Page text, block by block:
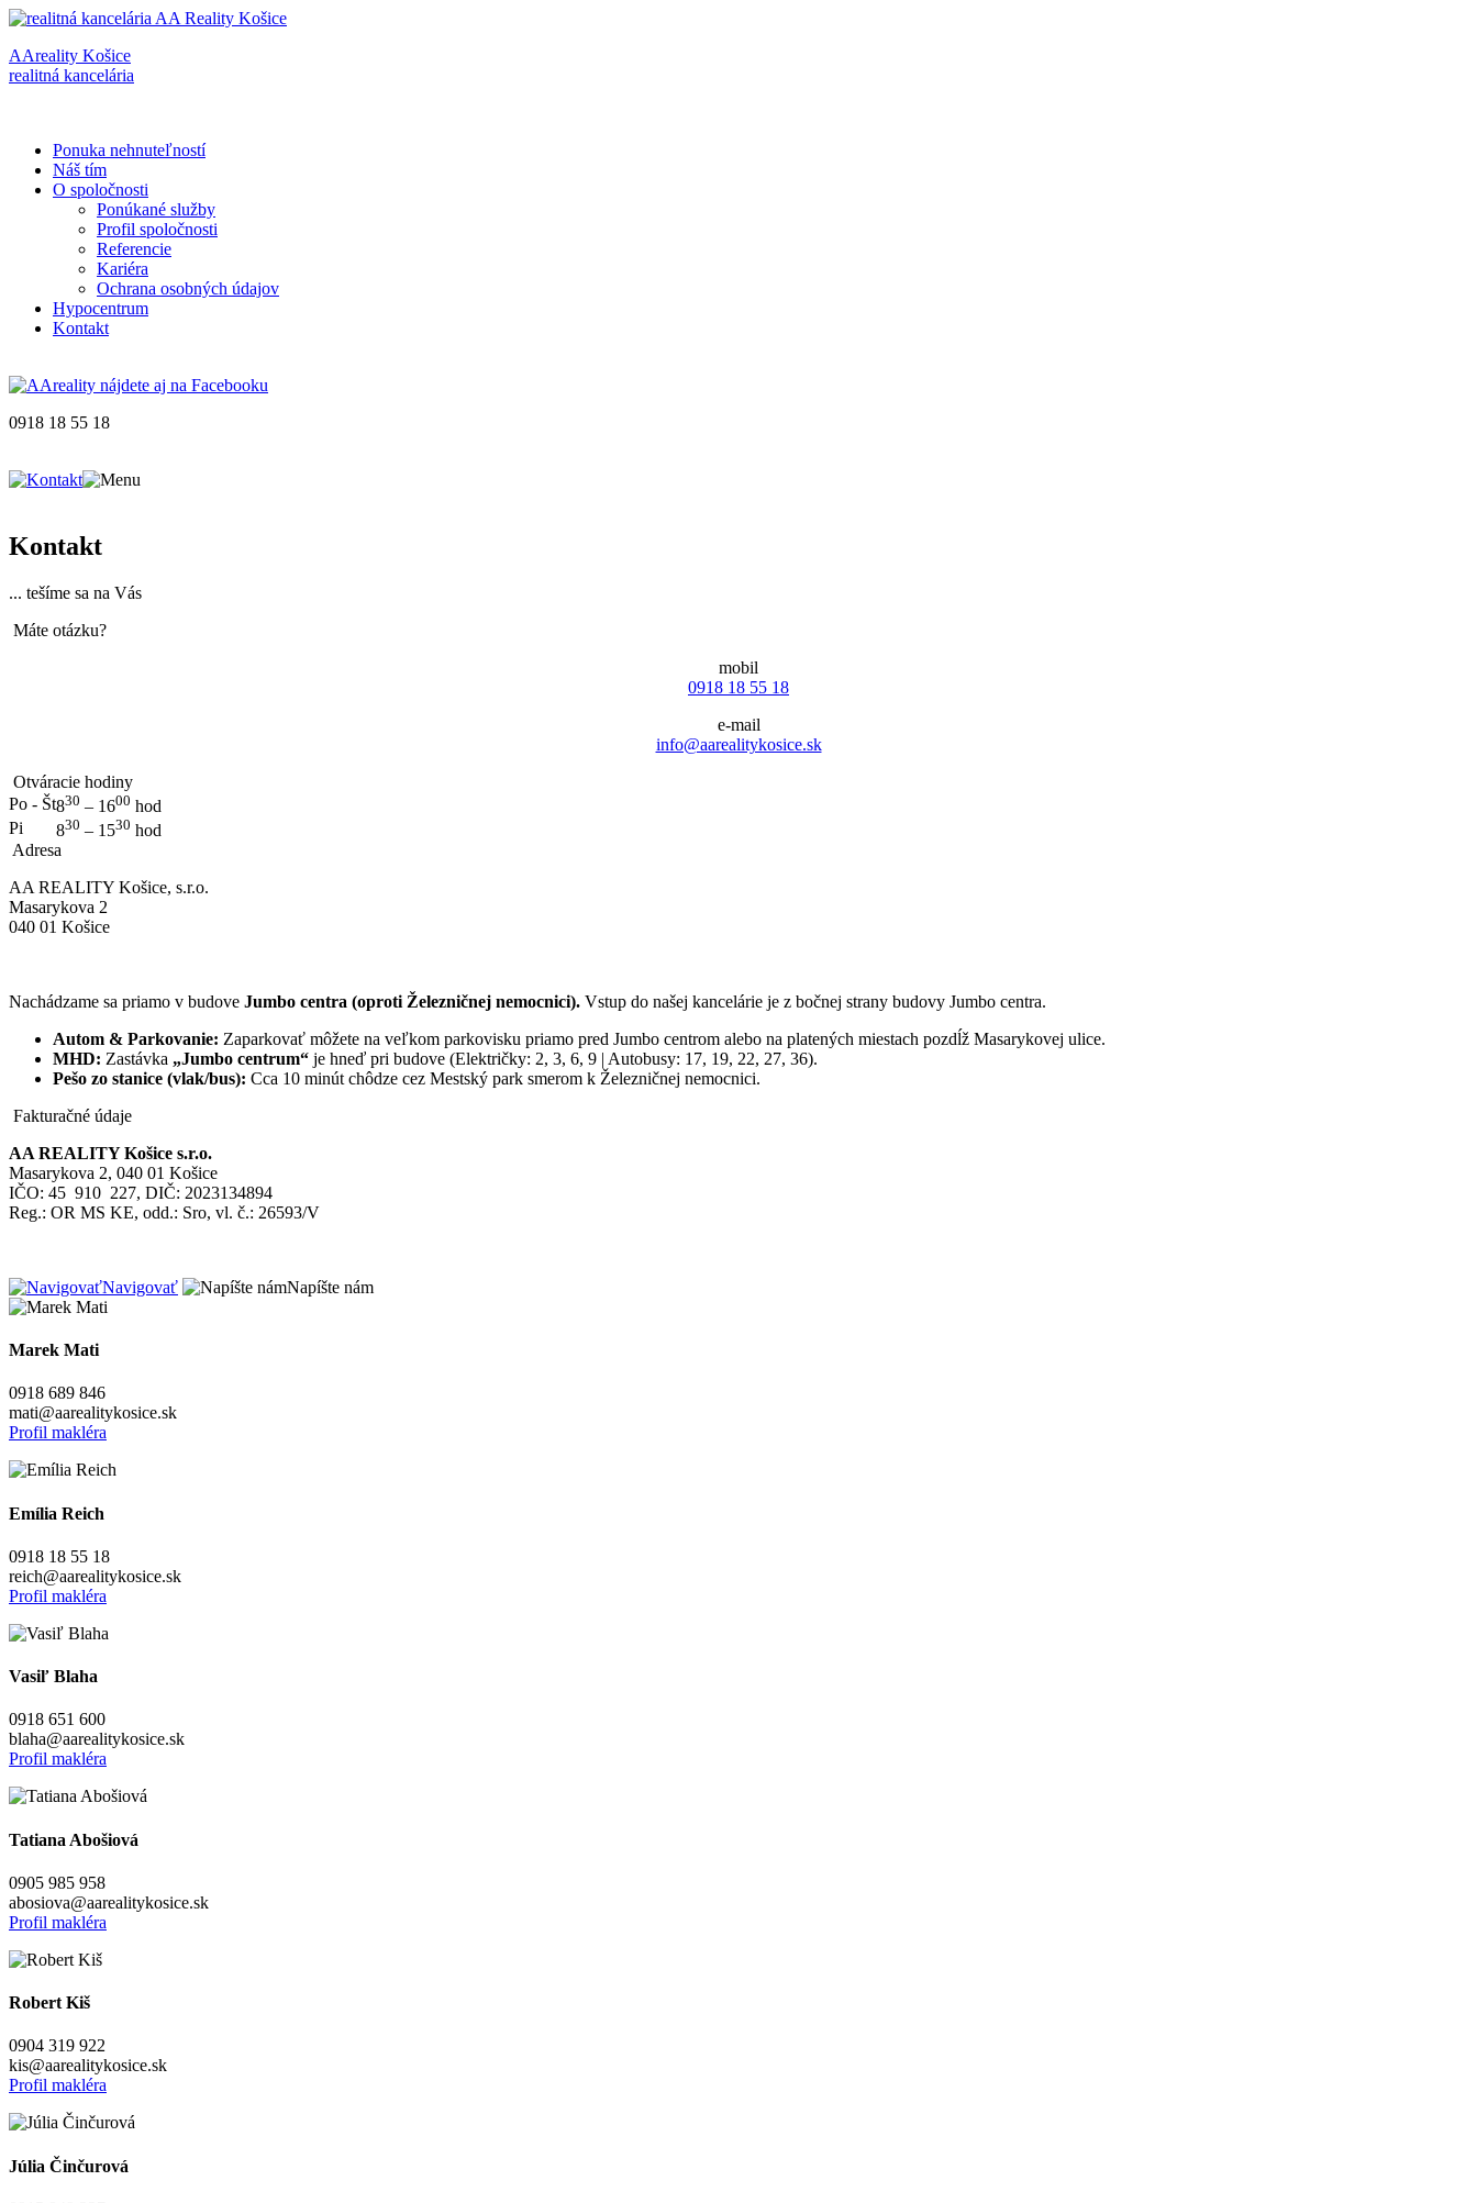
AAreality Košice
realitná kancelária
Ponuka nehnuteľností
Náš tím
O spoločnosti
Ponúkané služby
Profil spoločnosti
Referencie
Kariéra
Ochrana osobných údajov
Hypocentrum
Kontakt
0918 18 55 18
Kontakt
... tešíme sa na Vás
Máte otázku?
mobil
0918 18 55 18
e-mail
info@aarealitykosice.sk
Otváracie hodiny
Po - Št830 – 1600 hod
Pi
830 – 1530 hod
Adresa
AA REALITY Košice, s.r.o.
Masarykova 2
040 01 Košice
Nachádzame sa priamo v budove Jumbo centra (oproti Železničnej nemocnici). Vstup do našej kancelárie je z bočnej strany budovy Jumbo centra.
Autom & Parkovanie: Zaparkovať môžete na veľkom parkovisku priamo pred Jumbo centrom alebo na platených miestach pozdĺž Masarykovej ulice.
MHD: Zastávka „Jumbo centrum“ je hneď pri budove (Električky: 2, 3, 6, 9 | Autobusy: 17, 19, 22, 27, 36).
Pešo zo stanice (vlak/bus): Cca 10 minút chôdze cez Mestský park smerom k Železničnej nemocnici.
Fakturačné údaje
AA REALITY Košice s.r.o.
Masarykova 2, 040 01 Košice
IČO: 45 910 227, DIČ: 2023134894
Reg.: OR MS KE, odd.: Sro, vl. č.: 26593/V
Navigovať Napíšte nám
Marek Mati
0918 689 846
mati@aarealitykosice.sk
Profil makléra
Emília Reich
0918 18 55 18
reich@aarealitykosice.sk
Profil makléra
Vasiľ Blaha
0918 651 600
blaha@aarealitykosice.sk
Profil makléra
Tatiana Abošiová
0905 985 958
abosiova@aarealitykosice.sk
Profil makléra
Robert Kiš
0904 319 922
kis@aarealitykosice.sk
Profil makléra
Júlia Činčurová